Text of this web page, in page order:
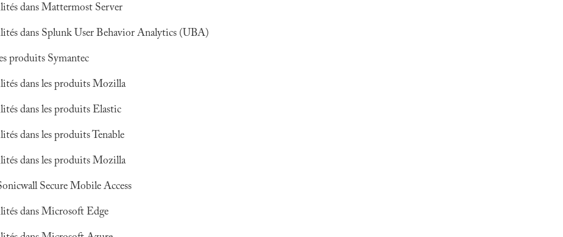
dans Mattermost Server
dans Splunk User Behavior Analytics (UBA)
produits Symantec
dans les produits Mozilla
dans les produits Elastic
dans les produits Tenable
dans les produits Mozilla
Secure Mobile Access
dans Microsoft Edge